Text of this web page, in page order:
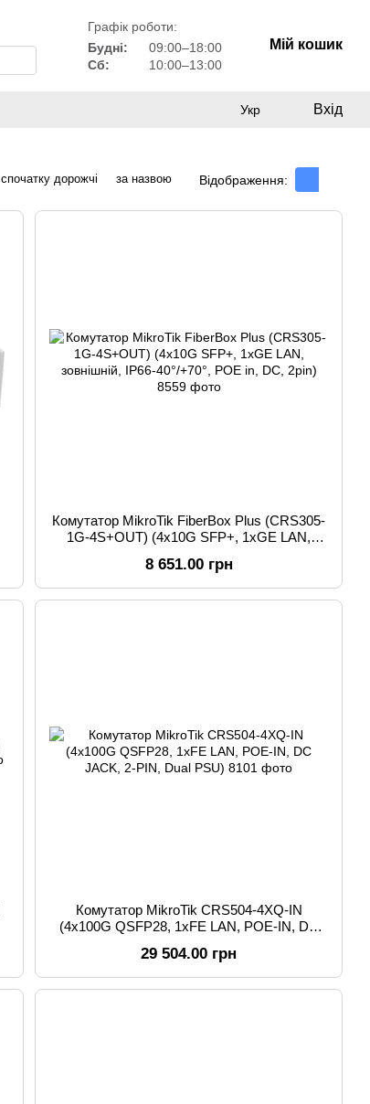
Графік роботи:
Будні:
09:00–18:00
Сб:
10:00–13:00
Мій кошик
Укр Вхід
спочатку дорожчі за назвою Відображення:
Комутатор MikroTik FiberBox Plus (CRS305-
1G-4S+OUT) (4x10G SFP+, 1xGE LAN,
8 651.00 грн
Комутатор MikroTik CRS504-4XQ-IN
(4x100G QSFP28, 1xFE LAN, POE-IN, DC
29 504.00 грн